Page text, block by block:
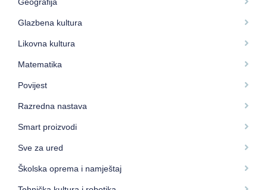
Glazbena kultura
Likovna kultura
Matematika
Povijest
Razredna nastava
Smart proizvodi
Sve za ured
Školska oprema i namještaj